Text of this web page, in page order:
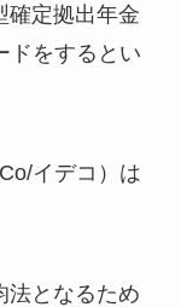
確定拠出年金
ドをするとい
イデコ）は
法となるため